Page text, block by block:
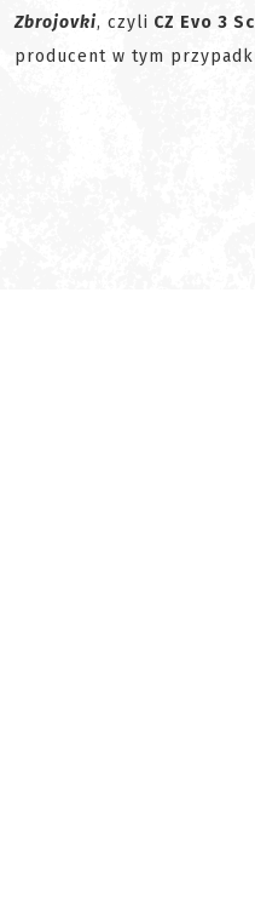
Zbrojovki, czyli CZ Evo 3
producent w tym